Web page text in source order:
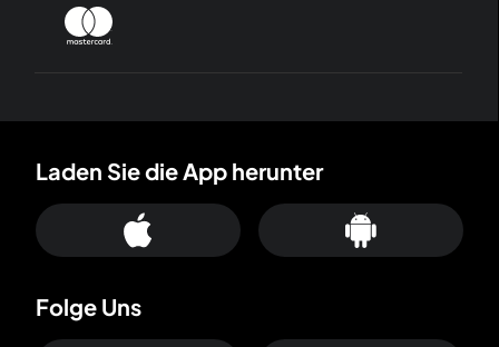
Laden Sie die App herunter
Folge Uns